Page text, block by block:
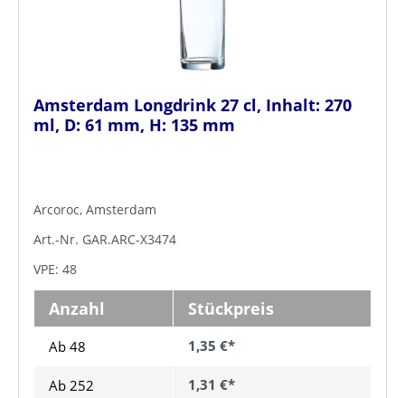
Amsterdam Longdrink 27 cl, Inhalt: 270
ml, D: 61 mm, H: 135 mm
Arcoroc, Amsterdam
Art.-Nr. GAR.ARC-X3474
VPE: 48
Anzahl Stückpreis
Ab 48 1,35 €*
Ab 252 1,31 €*